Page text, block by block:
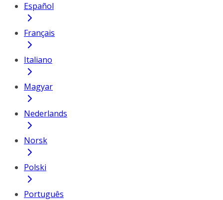
Español
Français
Italiano
Magyar
Nederlands
Norsk
Polski
Português